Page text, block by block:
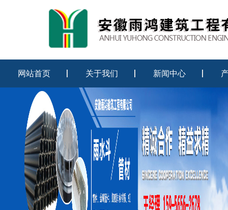
网站首页 关于我们 新闻中心